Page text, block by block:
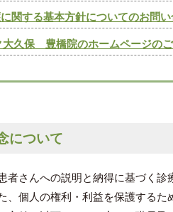
関する基本方針についてのお問
大久保 豊橋院のホームページの
について
者さんへの説明と納得に基づく
、個人の権利・利益を保護するた